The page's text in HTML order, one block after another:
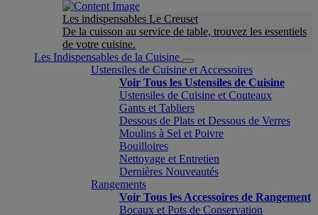
Les indispensables Le Creuset
De la cuisson au service de table, trouvez les essentiels
de votre cuisine.
Les Indispensables de la Cuisine
Ustensiles de Cuisine et Accessoires
Voir Tous les Ustensiles de Cuisine
Ustensiles de Cuisine et Couteaux
Gants et Tabliers
Dessous de Plats et Dessous de Verres
Moulins à Sel et Poivre
Bouilloires
Nettoyage et Entretien
Dernières Nouveautés
Rangements
Voir Tous les Accessoires de Rangement
Bocaux et Pots de Conservation